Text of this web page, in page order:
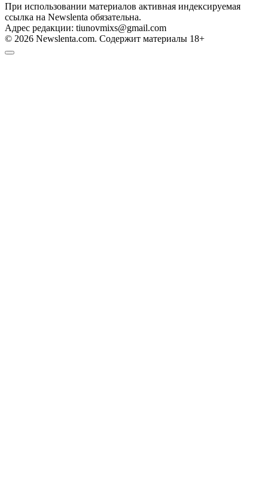
При использовании материалов активная индексируемая
ссылка на Newslenta обязательна.
Адрес редакции: tiunovmixs@gmail.com
© 2026 Newslenta.com. Содержит материалы 18+